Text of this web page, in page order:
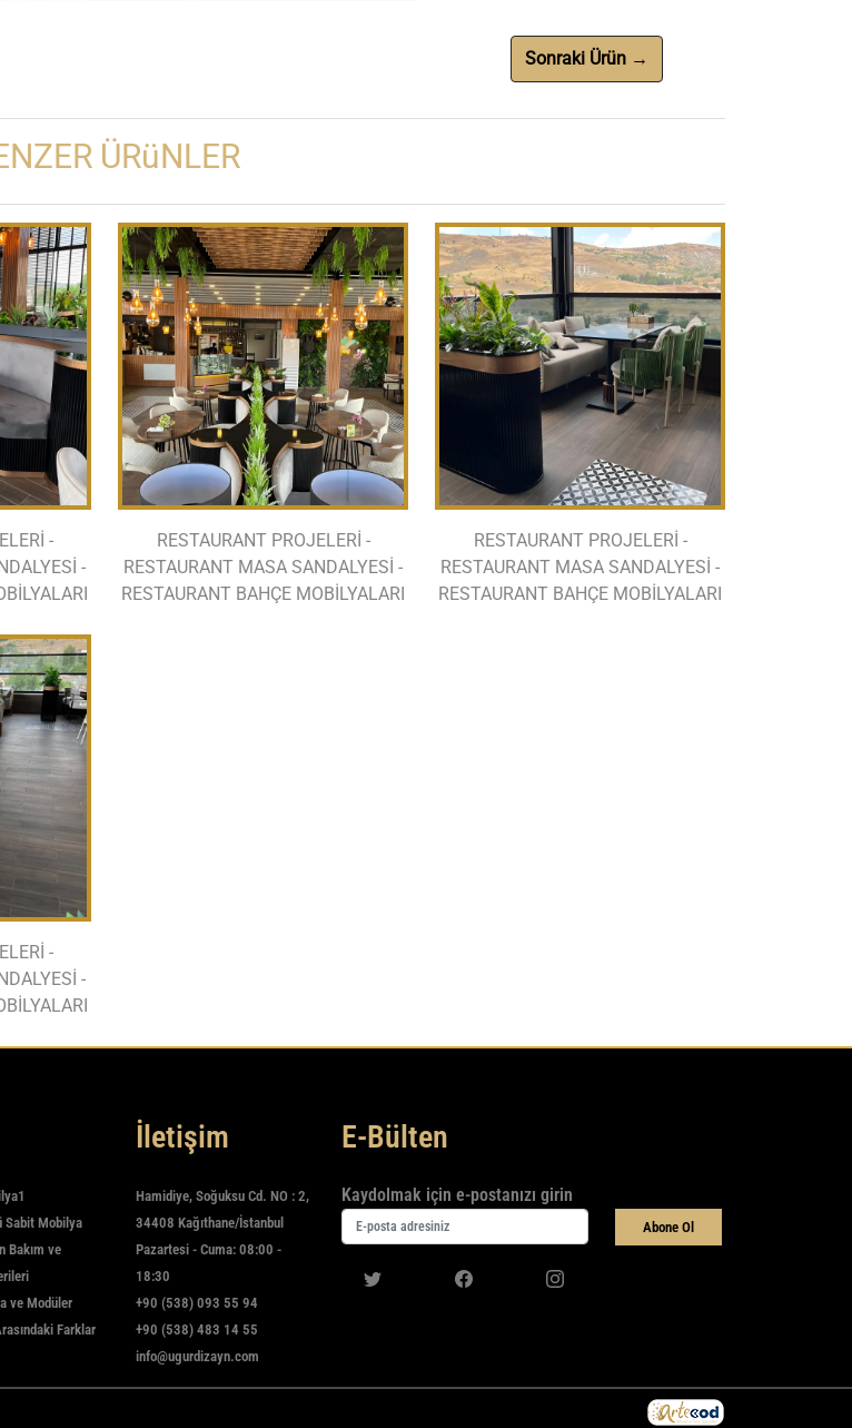
Sonraki Ürün →
ÜRüNLER
-
-
RESTAURANT PROJELERİ -
RESTAURANT MASA SANDALYESİ -
RESTAURANT BAHÇE MOBİLYALARI
RESTAURANT PROJELERİ -
RESTAURANT MASA SANDALYESİ -
RESTAURANT BAHÇE MOBİLYALARI
-
-
Sabit Mobilya
Bakım ve
ve Modüler
Farklar
İletişim
Hamidiye, Soğuksu Cd. NO : 2,
34408 Kağıthane/İstanbul
Pazartesi - Cuma: 08:00 -
18:30
+90 (538) 093 55 94
+90 (538) 483 14 55
info@ugurdizayn.com
E-Bülten
Kaydolmak için e-postanızı girin
Abone Ol